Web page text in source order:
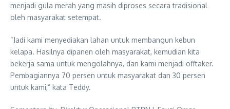
menjadi gula merah yang masih diproses secara tradisional
oleh masyarakat setempat.
“Jadi kami menyediakan lahan untuk membangun kebun
kelapa. Hasilnya dipanen oleh masyarakat, kemudian kita
bekerja sama untuk mengolahnya, dan kami menjadi offtaker.
Pembagiannya 70 persen untuk masyarakat dan 30 persen
untuk kami,” kata Teddy.